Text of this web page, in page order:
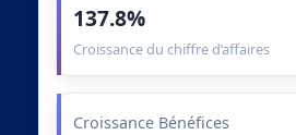
137.8%
Croissance du chiffre d’affaires
Croissance Bénéfices